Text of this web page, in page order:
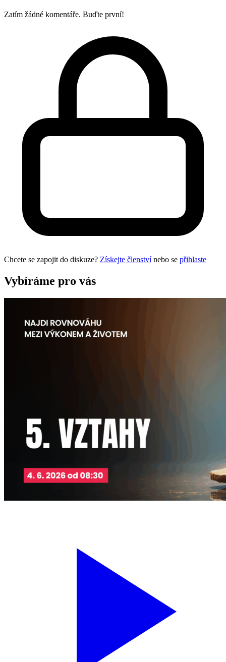
Zatím žádné komentáře. Buďte první!
Chcete se zapojit do diskuze? Získejte členstvínebo se přihlaste
Vybíráme pro vás